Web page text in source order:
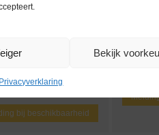
Bekijk
Privacyverklaring
/ Italie / 2025 /
Jaar 2025
bij beschikbaarheid